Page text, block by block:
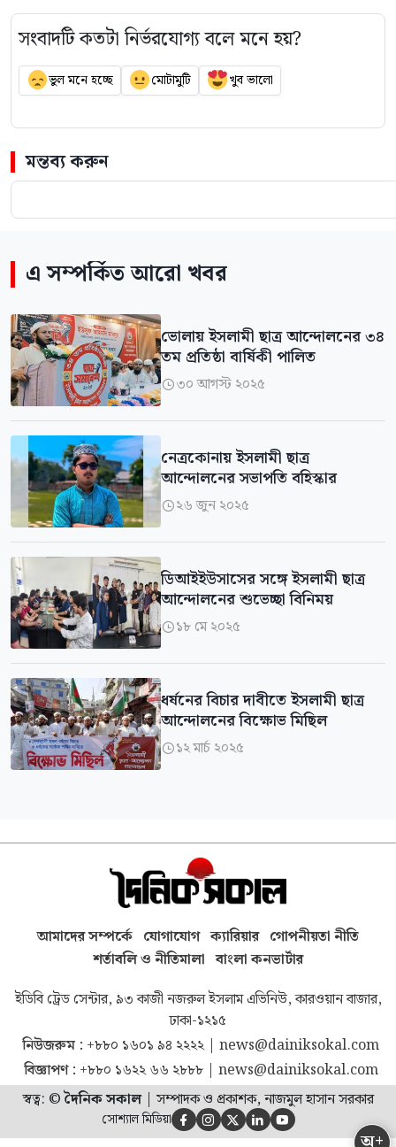
সংবাদটি কতটা নির্ভরযোগ্য বলে মনে হয়?
ভুল মনে হচ্ছে মোটামুটি খুব ভালো
মন্তব্য করুন
এ সম্পর্কিত আরো খবর
ভোলায় ইসলামী ছাত্র আন্দোলনের ৩৪
তম প্রতিষ্ঠা বার্ষিকী পালিত
৩০ আগস্ট ২০২৫
নেত্রকোনায় ইসলামী ছাত্র
আন্দোলনের সভাপতি বহিস্কার
২৬ জুন ২০২৫
ডিআইইউসাসের সঙ্গে ইসলামী ছাত্র
আন্দোলনের শুভেচ্ছা বিনিময়
১৮ মে ২০২৫
ধর্ষনের বিচার দাবীতে ইসলামী ছাত্র
আন্দোলনের বিক্ষোভ মিছিল
১২ মার্চ ২০২৫
আমাদের সম্পর্কে যোগাযোগ ক্যারিয়ার গোপনীয়তা নীতি
শর্তাবলি ও নীতিমালা বাংলা কনভার্টার
ইডিবি ট্রেড সেন্টার, ৯৩ কাজী নজরুল ইসলাম এভিনিউ, কারওয়ান বাজার,
ঢাকা-১২১৫
নিউজরুম : +৮৮০ ১৬০১ ৯৪ ২২২২| news@dainiksokal.com
বিজ্ঞাপণ : +৮৮০ ১৬২২ ৬৬ ২৮৮৮| news@dainiksokal.com
স্বত্ব: ©দৈনিক সকাল| সম্পাদক ও প্রকাশক, নাজমুল হাসান সরকার
সোশ্যাল মিডিয়া     